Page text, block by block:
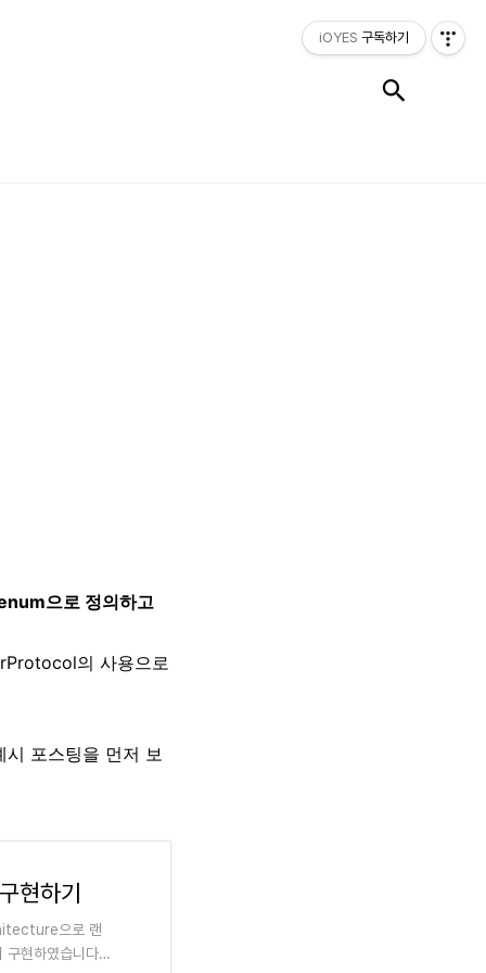
으로 정의하고
의 사용으로
포스팅을 먼저 보
현하기
으로 랜
현하였습니다.
iOYES 구독하기